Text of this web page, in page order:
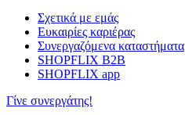
Σχετικά με εμάς
Ευκαιρίες καριέρας
Συνεργαζόμενα καταστήματα
SHOPFLIX B2B
SHOPFLIX app
Γίνε συνεργάτης!